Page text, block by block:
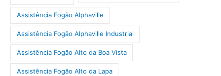
Assistência Fogão Alphaville
Assistência Fogão Alphaville Industrial
Assistência Fogão Alto da Boa Vista
Assistência Fogão Alto da Lapa